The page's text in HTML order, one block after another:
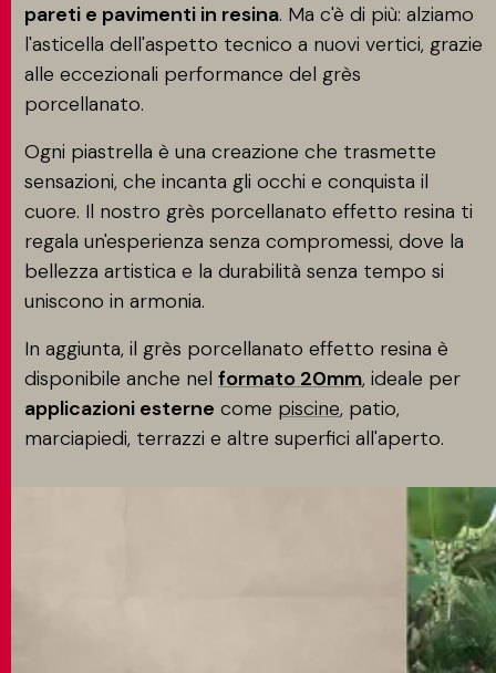
pareti e pavimenti in resina. Ma c'è di più: alziamo
l'asticella dell'aspetto tecnico a nuovi vertici, grazie
alle eccezionali performance del grès
porcellanato.
Ogni piastrella è una creazione che trasmette
sensazioni, che incanta gli occhi e conquista il
cuore. Il nostro grès porcellanato effetto resina ti
regala un'esperienza senza compromessi, dove la
bellezza artistica e la durabilità senza tempo si
uniscono in armonia.
In aggiunta, il grès porcellanato effetto resina è
disponibile anche nel formato 20mm, ideale per
applicazioni esterne come piscine, patio,
marciapiedi, terrazzi e altre superfici all'aperto.